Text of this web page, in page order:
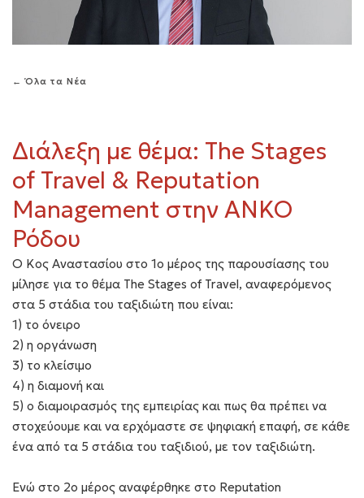
← Όλα τα Νέα
Διάλεξη με θέμα: The Stages
of Travel & Reputation
Management στην ΑΝΚΟ
Ρόδου
Ο Κος Αναστασίου στο 1ο μέρος της παρουσίασης του
μίλησε για το θέμα The Stages of Travel, αναφερόμενος
στα 5 στάδια του ταξιδιώτη που είναι:
1) το όνειρο
2) η οργάνωση
3) το κλείσιμο
4) η διαμονή και
5) ο διαμοιρασμός της εμπειρίας και πως θα πρέπει να
στοχεύουμε και να ερχόμαστε σε ψηφιακή επαφή, σε κάθε
ένα από τα 5 στάδια του ταξιδιού, με τον ταξιδιώτη.
Ενώ στο 2ο μέρος αναφέρθηκε στο Reputation